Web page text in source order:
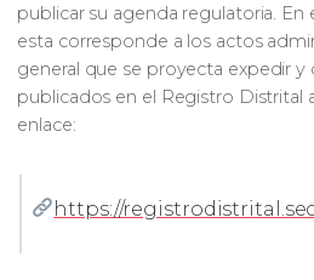
publicar su agenda regulatoria. En
esta corresponde a los actos
general que se proyecta expedir y
publicados en el Registro Distrital
enlace:
https://